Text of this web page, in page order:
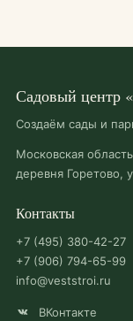
Садовый центр
Создаём сады и
Московская
деревня Горетово,
Контакты
+7 (495) 380-42-27
+7 (906) 794-65-99
info@veststroi.ru
ВКонтакте